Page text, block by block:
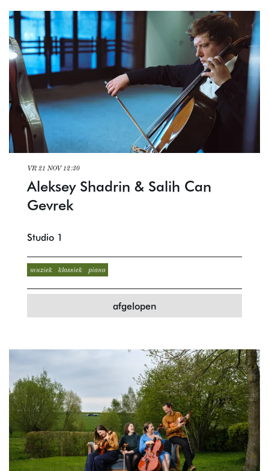
Aleksey Shadrin & Salih Can
Gevrek
VR 21 NOV 12:30
Studio 1
muziek klassiek piano
afgelopen